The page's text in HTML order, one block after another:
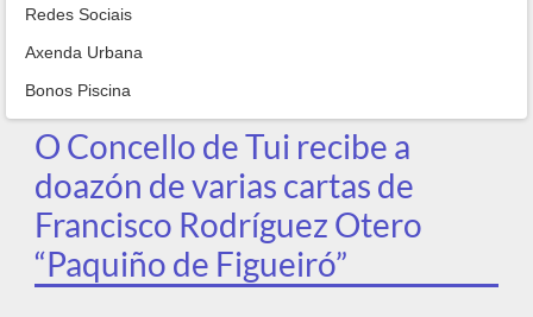
Redes Sociais
Axenda Urbana
Bonos Piscina
O Concello de Tui recibe a
doazón de varias cartas de
Francisco Rodríguez Otero
“Paquiño de Figueiró”